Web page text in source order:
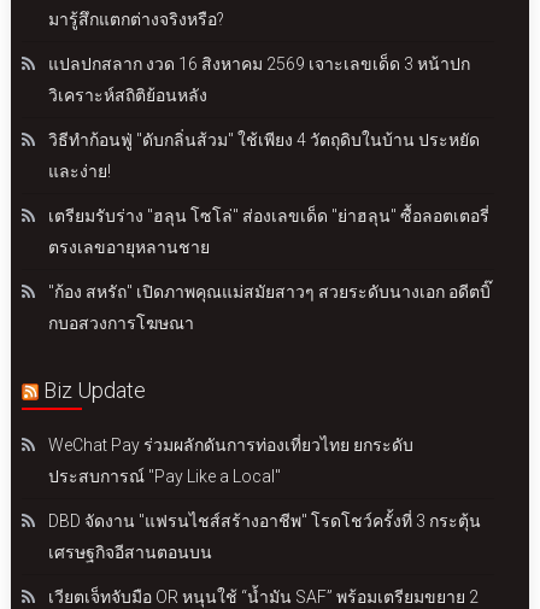
มารู้สึกแตกต่างจริงหรือ?
แปลปกสลาก งวด 16 สิงหาคม 2569 เจาะเลขเด็ด 3 หน้าปก
วิเคราะห์สถิติย้อนหลัง
วิธีทำก้อนฟู่ "ดับกลิ่นส้วม" ใช้เพียง 4 วัตถุดิบในบ้าน ประหยัด
และง่าย!
เตรียมรับร่าง "ฮลุน โซโล่" ส่องเลขเด็ด "ย่าฮลุน" ซื้อลอตเตอรี่
ตรงเลขอายุหลานชาย
"ก้อง สหรัถ" เปิดภาพคุณแม่สมัยสาวๆ สวยระดับนางเอก อดีตบิ๊
กบอสวงการโฆษณา
Biz Update
WeChat Pay ร่วมผลักดันการท่องเที่ยวไทย ยกระดับ
ประสบการณ์ "Pay Like a Local"
DBD จัดงาน "แฟรนไชส์สร้างอาชีพ" โรดโชว์ครั้งที่ 3 กระตุ้น
เศรษฐกิจอีสานตอนบน
เวียตเจ็ทจับมือ OR หนุนใช้ “น้ำมัน SAF” พร้อมเตรียมขยาย 2